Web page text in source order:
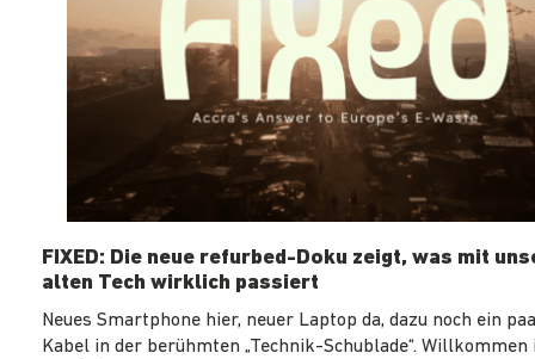
FIXED: Die neue refurbed-Doku zeigt, was mit
alten Tech wirklich passiert
Neues Smartphone hier, neuer Laptop da, dazu noch ein
Kabel in der berühmten „Technik-Schublade“.